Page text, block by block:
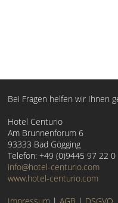
Bei Fragen helfen wir Ihnen
Hotel Centurio
Am Brunnenforum 6
93333 Bad Gögging
Telefon: +49 (0)9445 97 22 0
info@hotel-centurio.com
www.hotel-centurio.com